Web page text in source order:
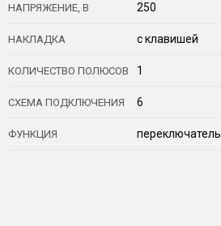
НАПРЯЖЕНИЕ, В 250
НАКЛАДКА с клавишей
КОЛИЧЕСТВО ПОЛЮСОВ 1
СХЕМА ПОДКЛЮЧЕНИЯ 6
ФУНКЦИЯ переключатель